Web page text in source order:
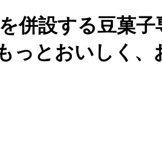
併設する豆菓子
っとおいしく、